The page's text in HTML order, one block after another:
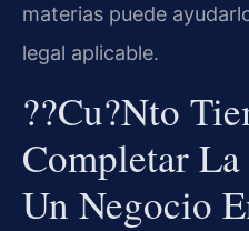
materias puede
legal aplicable.
??Cu?nto
Completar
Un Negocio